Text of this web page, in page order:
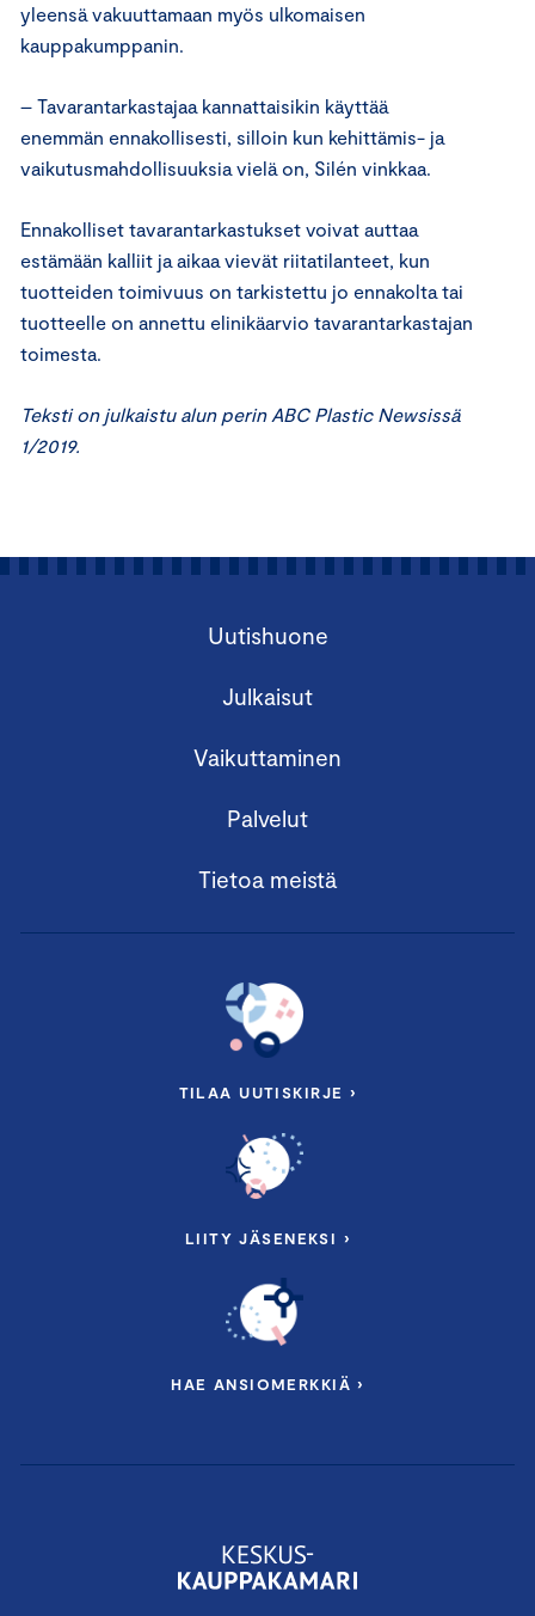
yleensä vakuuttamaan myös ulkomaisen
kauppakumppanin.
– Tavarantarkastajaa kannattaisikin käyttää
enemmän ennakollisesti, silloin kun kehittämis- ja
vaikutusmahdollisuuksia vielä on, Silén vinkkaa.
Ennakolliset tavarantarkastukset voivat auttaa
estämään kalliit ja aikaa vievät riitatilanteet, kun
tuotteiden toimivuus on tarkistettu jo ennakolta tai
tuotteelle on annettu elinikäarvio tavarantarkastajan
toimesta.
Teksti on julkaistu alun perin ABC Plastic Newsissä
1/2019.
Uutishuone
Julkaisut
Vaikuttaminen
Palvelut
Tietoa meistä
TILAA UUTISKIRJE ›
LIITY JÄSENEKSI ›
HAE ANSIOMERKKIÄ ›